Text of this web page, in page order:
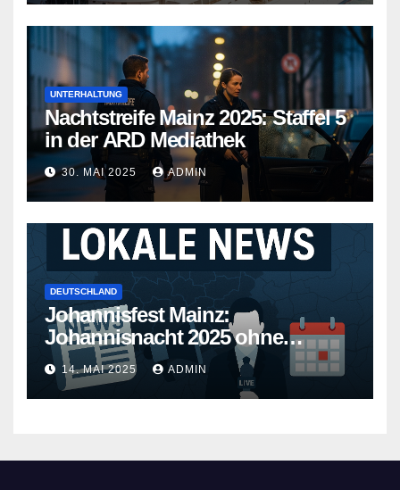
UNTERHALTUNG
Nachtstreife Mainz 2025: Staffel 5
in der ARD Mediathek
30. MAI 2025 ADMIN
DEUTSCHLAND
Johannisfest Mainz:
Johannisnacht 2025 ohne
Feuerwerk
14. MAI 2025 ADMIN